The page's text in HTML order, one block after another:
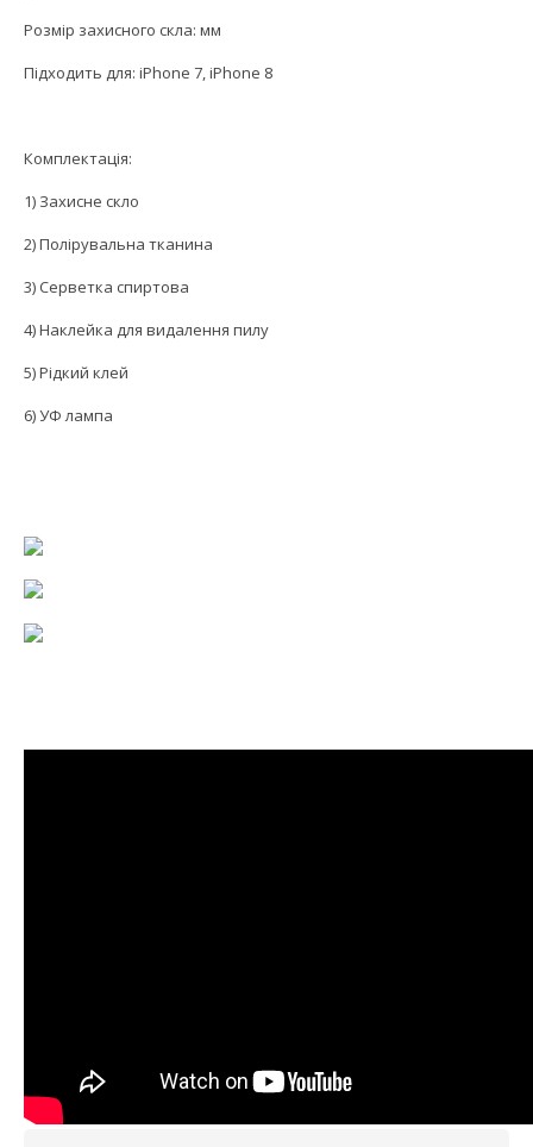
Розмір захисного скла: мм
Підходить для: iPhone 7, iPhone 8
Комплектація:
1) Захисне скло
2) Полірувальна тканина
3) Серветка спиртова
4) Наклейка для видалення пилу
5) Рідкий клей
6) УФ лампа